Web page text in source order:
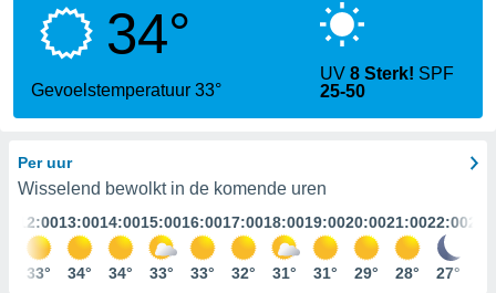
verstrekte
hoge
hebt de
voor
op basis
34°
Gevoelstemperatuur 33°
UV8 Sterk! SPF
25-50
Per uur
Wisselend bewolkt in de komende uren
12:00
33°
13:00
34°
14:00
34°
15:00
33°
16:00
33°
17:00
32°
18:00
31°
19:00
31°
20:00
29°
21:00
28°
22:00
27°